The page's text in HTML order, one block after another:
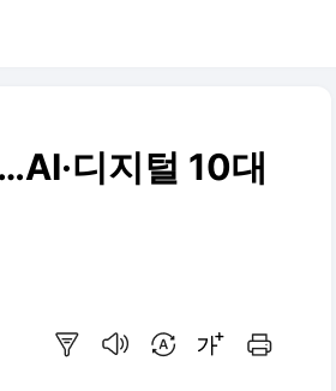
디지털 10대